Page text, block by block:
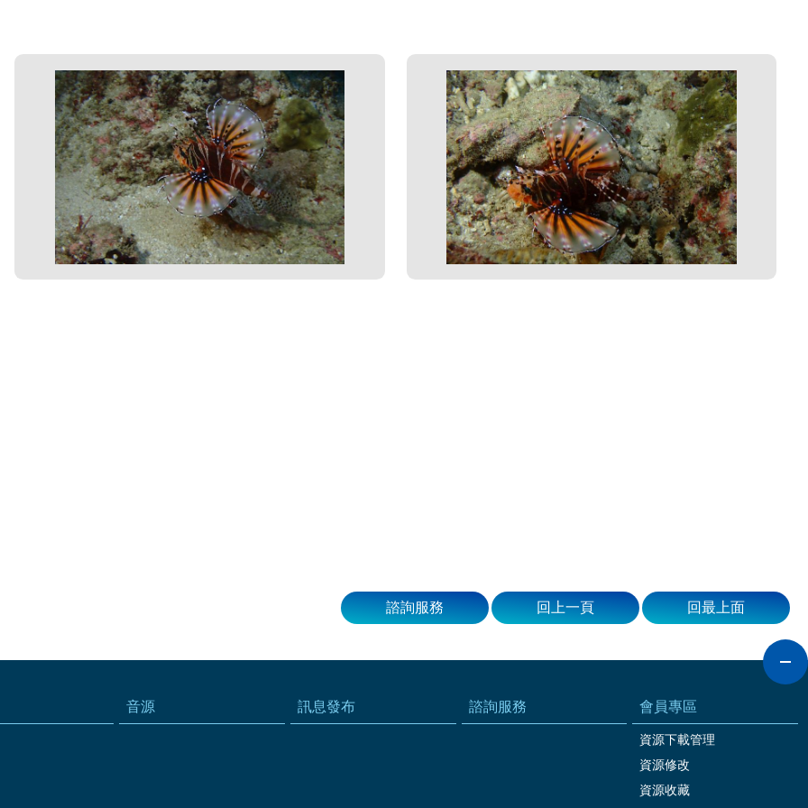
諮詢服務 回上一頁 回最上面
音源 訊息發布 諮詢服務 會員專區
資源下載管理
資源修改
資源收藏